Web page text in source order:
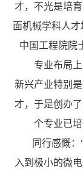
才，不光是培
面机械学科人
中国工程院院
专业布局
新兴产业特别
才，于是创办
个专业已
同行感慨
入到极小的微